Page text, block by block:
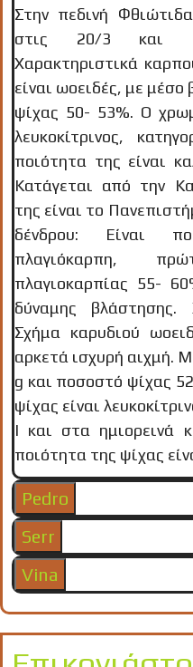
Στην πεδινή
στις 20/3 και
Χαρακτηριστικά
είναι ωοειδές, με
ψίχας 50- 53%. Ο
λευκοκίτρινος,
ποιότητα της είναι
Κατάγεται από την
της είναι το
δένδρου: Είναι
πλαγιόκαρπη,
πλαγιοκαρπίας 55-
δύναμης βλάστησης.
Σχήμα καρυδιού
αρκετά ισχυρή αιχμή.
g και ποσοστό ψίχας
ψίχας είναι
I και στα ημιορεινά
ποιότητα της ψίχας
Pedro
Serr
Vina